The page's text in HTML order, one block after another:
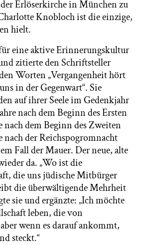
Erlöserkirche in München zu
Knobloch ist die einzige,
hielt.
eine aktive Erinnerungskultur
zitierte den Schriftsteller
Worten „Vergangenheit hört
in der Gegenwart“. Sie
auf ihrer Seele im Gedenkjahr
nach dem Beginn des Ersten
nach dem Beginn des Zweiten
nach der Reichspogromnacht
Fall der Mauer. Der neue, alte
da. „Wo ist die
die uns jüdische Mitbürger
die überwältigende Mehrheit
sie und ergänzte: „Ich möchte
leben, die von
wenn es darauf ankommt,
steckt.“